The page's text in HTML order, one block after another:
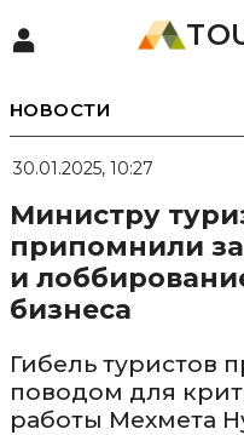
НОВОСТИ
30.01.2025, 10:27
Министру
припомнили
и
бизнеса
Гибель туристов
поводом для
работы Мехмета